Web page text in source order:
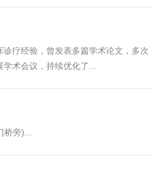
疗经验，曾发表多篇学术论文，多次
术会议，持续优化了...
旁)...